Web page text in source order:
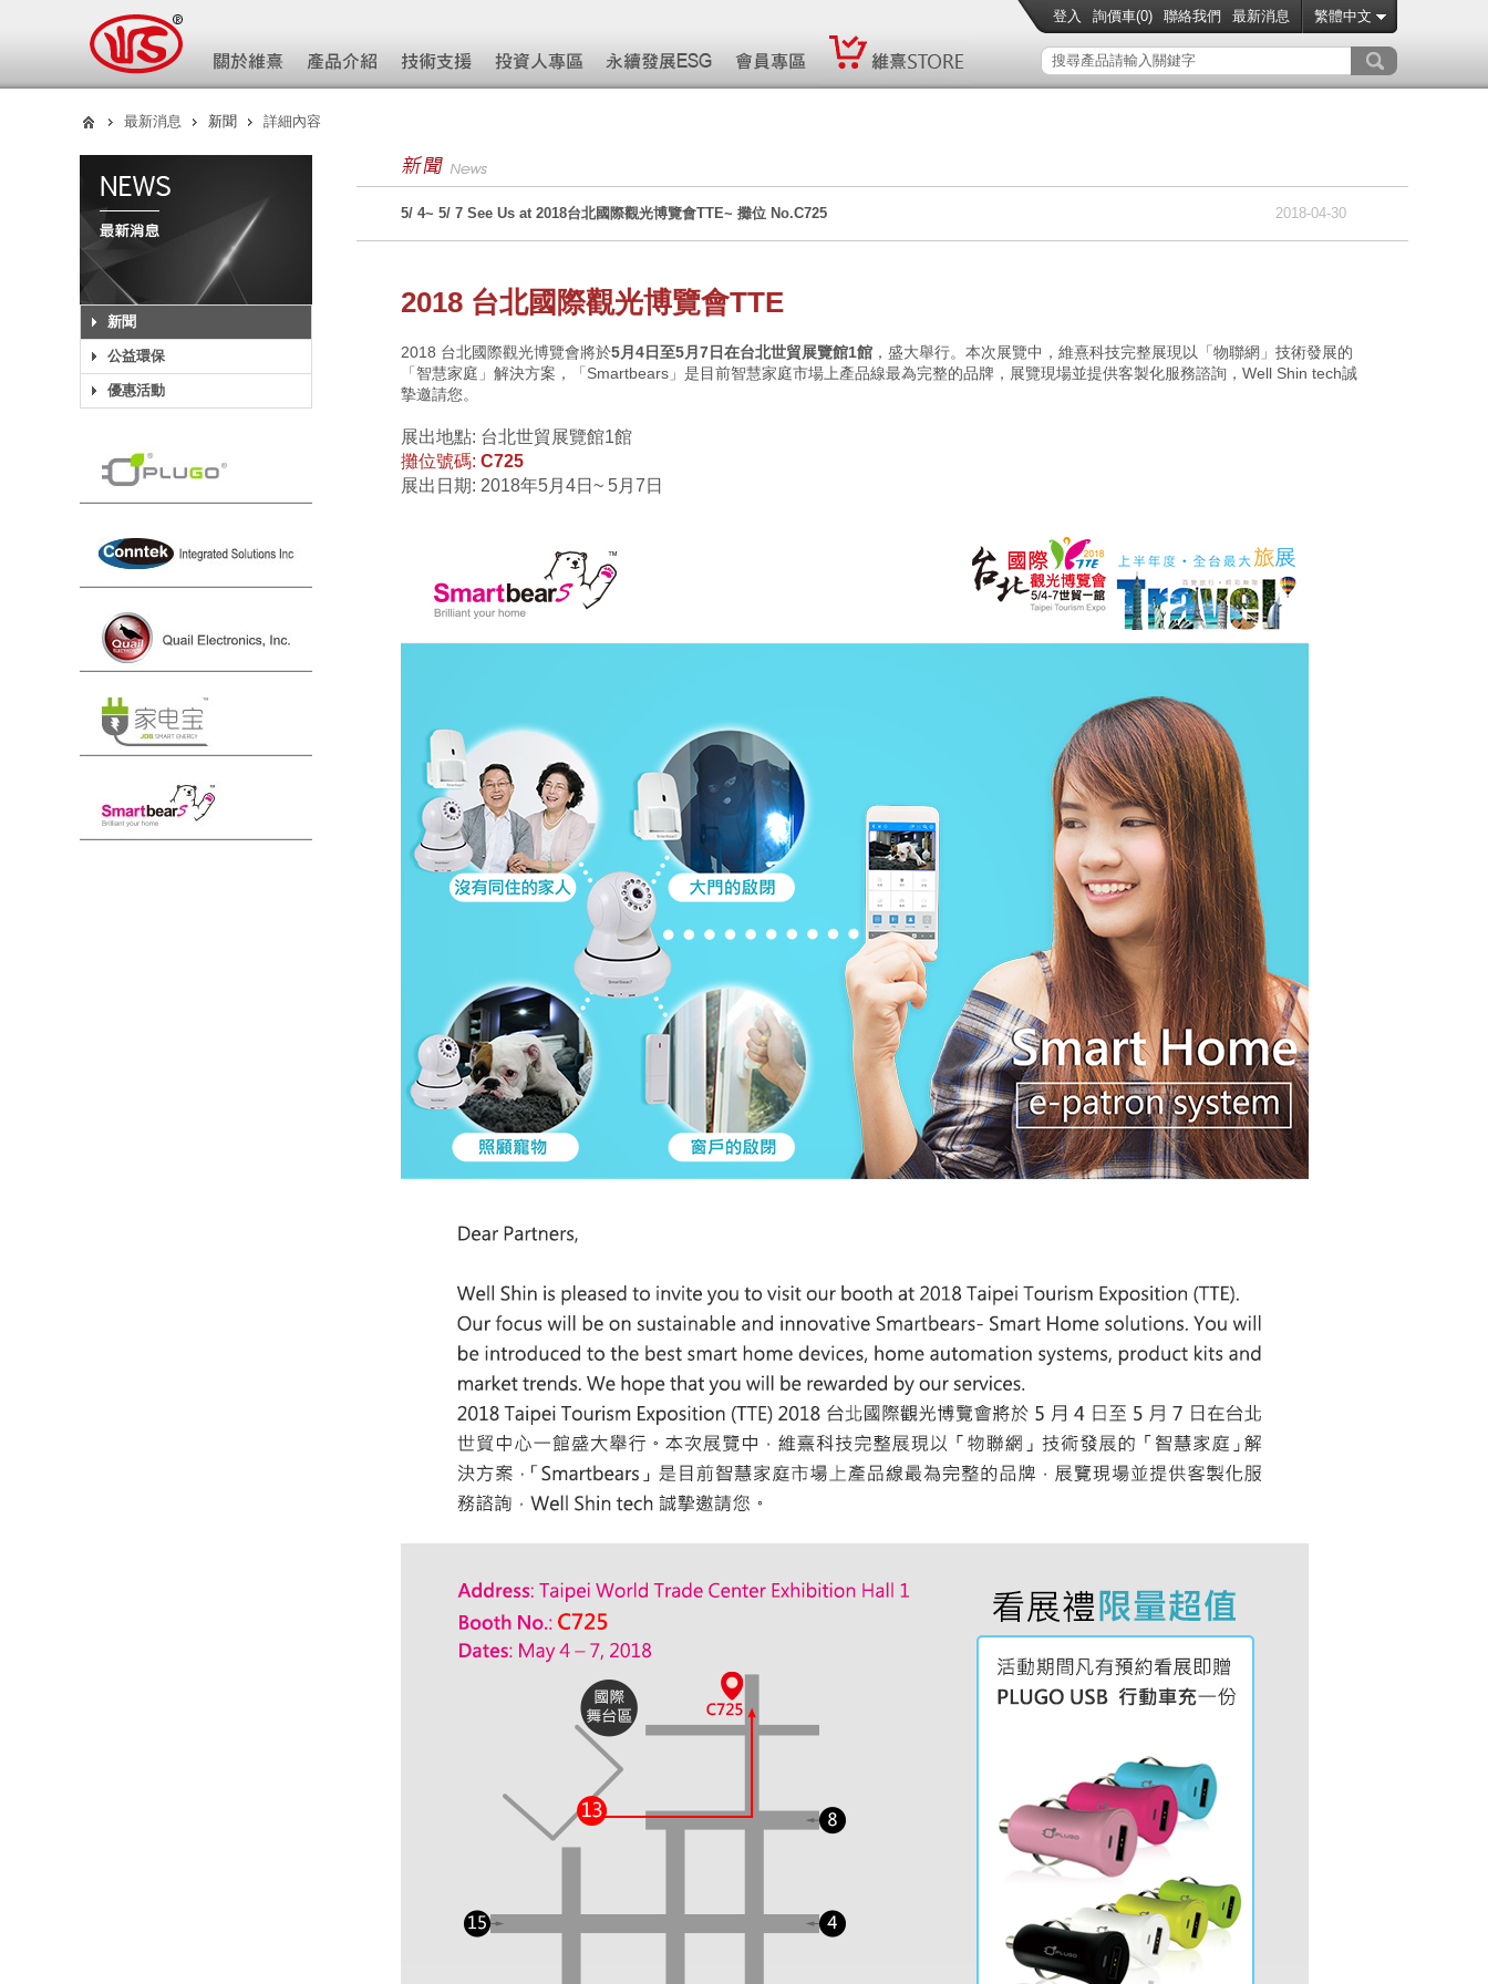
登入 詢價車(0) 聯絡我們 最新消息 繁體中文
最新消息 新聞 詳細內容
新聞
公益環保
優惠活動
5/ 4~ 5/ 7 See Us at 2018台北國際觀光博覽會TTE~ 攤位 No.C725 2018-04-30
2018 台北國際觀光博覽會TTE
2018 台北國際觀光博覽會將於5月4日至5月7日在台北世貿展覽館1館 ，盛大舉行。本次展覽中，維熹科技完整展現以「物聯網」技術發展的
「智慧家庭」解決方案，「Smartbears」是目前智慧家庭市場上產品線最為完整的品牌，展覽現場並提供客製化服務諮詢，Well Shin tech誠
摯邀請您。
展出地點: 台北世貿展覽館1館
攤位號碼: C725
展出日期: 2018年5月4日~ 5月7日